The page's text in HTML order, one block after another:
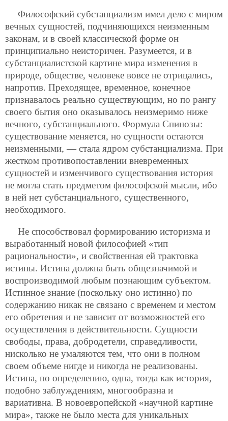
Философский субстанциализм имел дело с миром
вечных сущностей, подчиняющихся неизменным
законам, и в своей классической форме он
принципиально неисторичен. Разумеется, и в
субстанциалистской картине мира изменения в
природе, обществе, человеке вовсе не отрицались,
напротив. Преходящее, временное, конечное
признавалось реально существующим, но по рангу
своего бытия оно оказывалось неизмеримо ниже
вечного, субстанциального. Формула Спинозы:
существование меняется, но сущности остаются
неизменными, — стала ядром субстанциализма. При
жестком противопоставлении вневременных
сущностей и изменчивого существования история
не могла стать предметом философской мысли, ибо
в ней нет субстанциального, существенного,
необходимого.
Не способствовал формированию историзма и
выработанный новой философией «тип
рациональности», и свойственная ей трактовка
истины. Истина должна быть общезначимой и
воспроизводимой любым познающим субъектом.
Истинное знание (поскольку оно истинно) по
содержанию никак не связано с временем и местом
его обретения и не зависит от возможностей его
осуществления в действительности. Сущности
свободы, права, добродетели, справедливости,
нисколько не умаляются тем, что они в полном
своем объеме нигде и никогда не реализованы.
Истина, по определению, одна, тогда как история,
подобно заблуждениям, многообразна и
вариативна. В новоевропейской «научной картине
мира», также не было места для уникальных